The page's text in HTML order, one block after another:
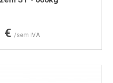
Preço
€ /sem IVA